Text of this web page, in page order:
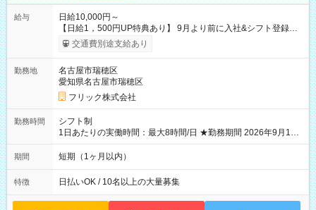
給与
日給10,000円～
【日給1，500円UP特典あり】 9月より前に入社&シフト登録す
ると 期間中(9/16~10/23) の日給がUP! 日給1万1500円でしっか
り稼げます♪ 【試用期間】試用期間なし
交通費別途支給あり
勤務地
名古屋市瑞穂区
愛知県名古屋市瑞穂区
フリック株式会社
勤務時間
シフト制
1日あたりの実働時間：最大8時間/日 ★勤務期間 2026年9月16
日~2026年10月23日 短期勤務OK! 期間中フル勤務できる方優遇
※週3~5日勤務(勤務日数応相談) ※期間前から勤務スタートも可
り ※夜勤シフトあり
期間 短期（1ヶ月以内）
特徴 日払いOK / 10名以上の大量募集